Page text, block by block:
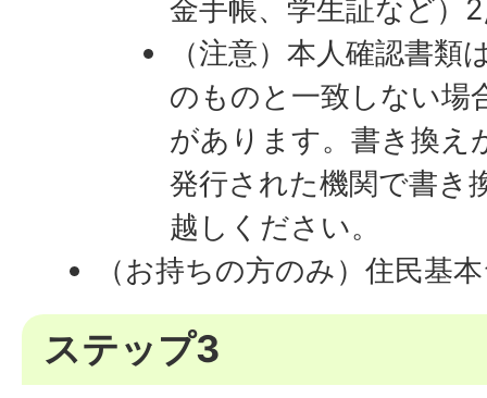
金手帳、学生証など）
（注意）本人確認書類
のものと一致しない場
があります。書き換え
発行された機関で書き
越しください。
（お持ちの方のみ）住民基
ステップ3